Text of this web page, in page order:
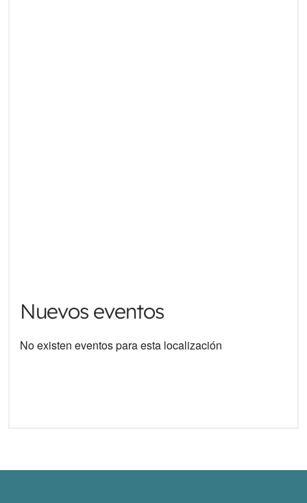
Nuevos eventos
No existen eventos para esta localización